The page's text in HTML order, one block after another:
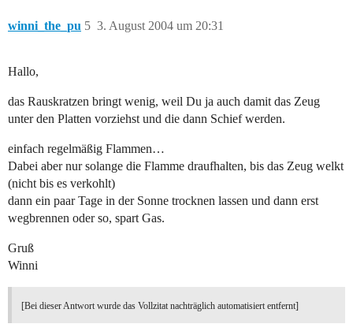
winni_the_pu 3. August 2004 um 20:31
5
Hallo,
das Rauskratzen bringt wenig, weil Du ja auch damit das Zeug
unter den Platten vorziehst und die dann Schief werden.
einfach regelmäßig Flammen…
Dabei aber nur solange die Flamme draufhalten, bis das Zeug welkt
(nicht bis es verkohlt)
dann ein paar Tage in der Sonne trocknen lassen und dann erst
wegbrennen oder so, spart Gas.
Gruß
Winni
[Bei dieser Antwort wurde das Vollzitat nachträglich automatisiert entfernt]